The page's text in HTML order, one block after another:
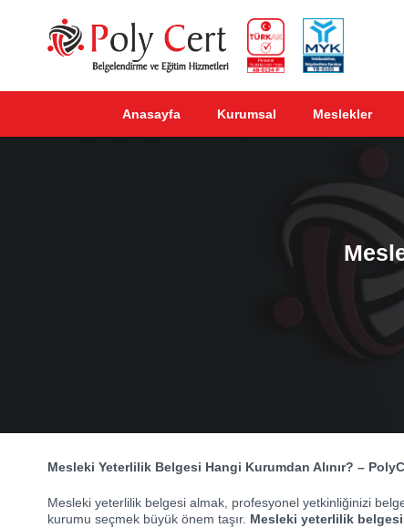
Anasayfa Kurumsal Meslekler
Mesleki Yeterlilik Belgesi Hangi Kurumdan Alınır? –
Mesleki yeterlilik belgesi almak, profesyonel yetkinliğinizi
kurumu seçmek büyük önem taşır. Mesleki yeterlilik